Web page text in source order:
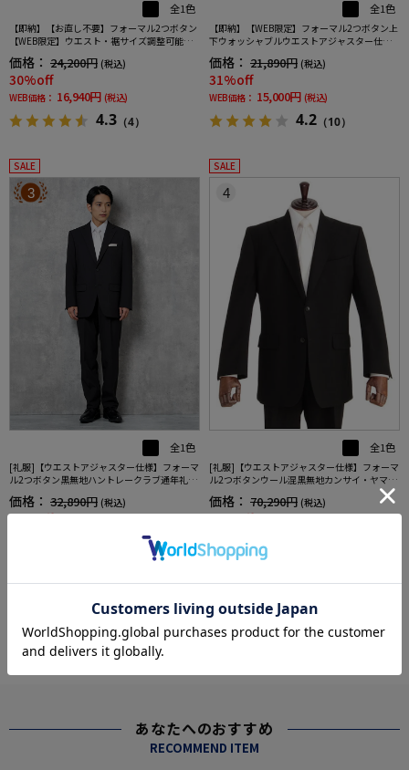
全1色
【即納】【お直し不要】フォーマル2つボタン
【WEB限定】ウエスト・裾サイズ調整可能上
下ウォッシャブル黒無地通年礼服
価格： 24,200円 (税込)
30%off
WEB価格： 16,940円 (税込)
4.3 （4）
全1色
【即納】【WEB限定】フォーマル2つボタン上
下ウォッシャブルウエストアジャスター仕様
黒無地通年礼服
価格： 21,890円 (税込)
31%off
WEB価格： 15,000円 (税込)
4.2 （10）
SALE
3
全1色
[礼服]【ウエストアジャスター仕様】フォーマ
ル2つボタン黒無地ハントレークラブ通年礼服
【定番】
価格： 32,890円 (税込)
20%off
SALE
4
全1色
[礼服]【ウエストアジャスター仕様】フォーマ
ル2つボタンウール混黒無地カンサイ・ヤマモ
ト通年礼服【定番】
価格： 70,290円 (税込)
20%off
more
あなたへのおすすめ
RECOMMEND ITEM